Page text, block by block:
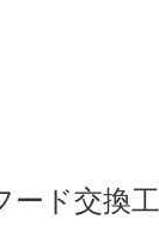
ド交換